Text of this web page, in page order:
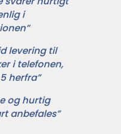
i
levering til
i telefonen,
herfra”
og hurtig
anbefales”